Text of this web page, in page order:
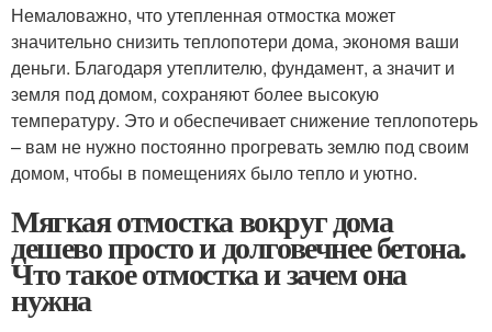
Немаловажно, что утепленная отмостка может
значительно снизить теплопотери дома, экономя ваши
деньги. Благодаря утеплителю, фундамент, а значит и
земля под домом, сохраняют более высокую
температуру. Это и обеспечивает снижение теплопотерь
– вам не нужно постоянно прогревать землю под своим
домом, чтобы в помещениях было тепло и уютно.
Мягкая отмостка вокруг дома
дешево просто и долговечнее бетона.
Что такое отмостка и зачем она
нужна